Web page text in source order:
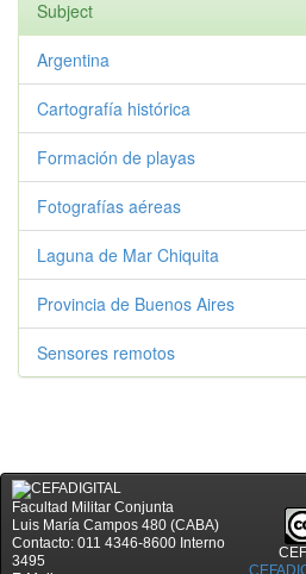
Subject
Argentina
Cartografía histórica
Formación de playas
Fotografías aéreas
Laguna de Mar Chiquita
Provincia de Buenos Aires
Sensores remotos
Facultad Militar Conjunta
Luis María Campos 480 (CABA)
Contacto: 011 4346-8600 Interno
3495